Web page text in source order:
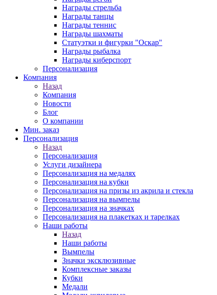
Награды стрельба
Награды танцы
Награды теннис
Награды шахматы
Статуэтки и фигурки "Оскар"
Награды рыбалка
Награды киберспорт
Персонализация
Компания
Назад
Компания
Новости
Блог
О компании
Мин. заказ
Персонализация
Назад
Персонализация
Услуги дизайнера
Персонализация на медалях
Персонализация на кубки
Персонализация на призы из акрила и стекла
Персонализация на вымпелы
Персонализация на значках
Персонализация на плакетках и тарелках
Наши работы
Назад
Наши работы
Вымпелы
Значки эксклюзивные
Комплексные заказы
Кубки
Медали